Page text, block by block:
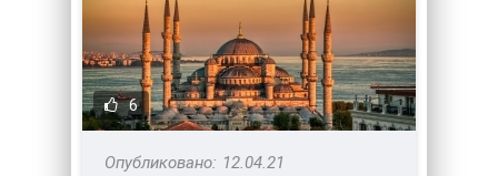
6
12.04.21